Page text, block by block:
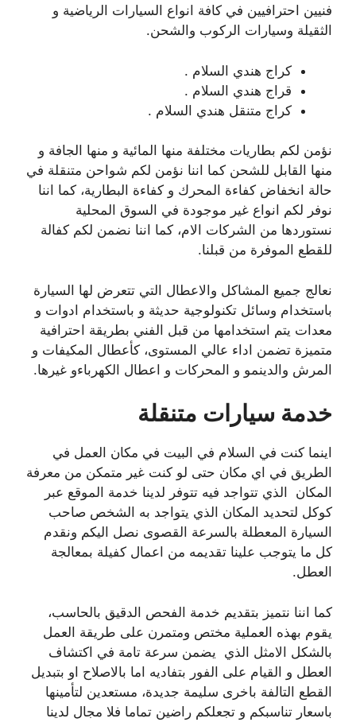
فنيين احترافيين في كافة انواع السيارات الرياضية و
الثقيلة وسيارات الركوب والشحن.
كراج هندي السلام .
قراج هندي السلام .
كراج متنقل هندي السلام .
نؤمن لكم بطاريات مختلفة منها المائية و منها الجافة و
منها القابل للشحن كما اننا نؤمن لكم شواحن متنقلة في
حالة انخفاض كفاءة المحرك و كفاءة البطارية، كما اننا
نوفر لكم انواع غير موجودة في السوق المحلية
نستوردها من الشركات الام، كما اننا نضمن لكم كفالة
للقطع الموفرة من قبلنا.
نعالج جميع المشاكل والاعطال التي تتعرض لها السيارة
باستخدام وسائل تكنولوجية حديثة و باستخدام ادوات و
معدات يتم استخدامها من قبل الفني بطريقة احترافية
متميزة تضمن اداء عالي المستوى، كأعطال المكيفات و
المرش والدينمو و المحركات و اعطال الكهرباءو غيرها.
خدمة سيارات متنقلة
اينما كنت في السلام في البيت في مكان العمل في
الطريق في اي مكان حتى لو كنت غير متمكن من معرفة
المكان الذي تتواجد فيه تتوفر لدينا خدمة الموقع عبر
كوكل لتحديد المكان الذي يتواجد به الشخص صاحب
السيارة المعطلة بالسرعة القصوى نصل اليكم ونقدم
كل ما يتوجب علينا تقديمه من اعمال كفيلة بمعالجة
العطل.
كما اننا نتميز بتقديم خدمة الفحص الدقيق بالحاسب،
يقوم بهذه العملية مختص ومتمرن على طريقة العمل
بالشكل الامثل الذي يضمن سرعة تامة في اكتشاف
العطل و القيام على الفور بتفاديه اما بالاصلاح او بتبديل
القطع التالفة باخرى سليمة جديدة، مستعدين لتأمينها
باسعار تناسبكم و تجعلكم راضين تماما فلا مجال لدينا